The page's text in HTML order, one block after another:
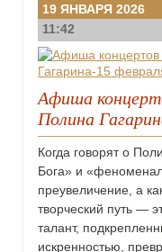
19 ЯНВАРЯ 2026
11:42
Афиша
Полина
Когда говорят о
Бога» и
преувеличение, а
творческий путь —
талант,
искренностью,